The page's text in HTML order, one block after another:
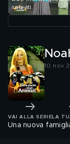
salvati
10 nov
VAI ALLA SERIE LA
Una nuova